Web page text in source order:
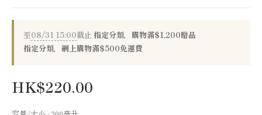
至08/31 15:00截止 指定分類，購物滿$1,200贈品
指定分類，網上購物滿$500免運費
HK$220.00